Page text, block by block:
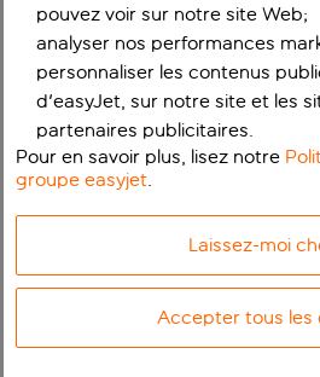
pouvez voir sur notre site Web;
analyser nos performances
personnaliser les contenus
d'easyJet, sur notre site et les
partenaires publicitaires.
Pour en savoir plus, lisez notre
groupe easyjet.
Laissez-moi
Accepter tous les